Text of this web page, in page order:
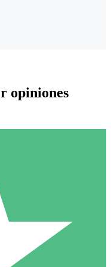
Individuales
Sin compromiso
opiniones